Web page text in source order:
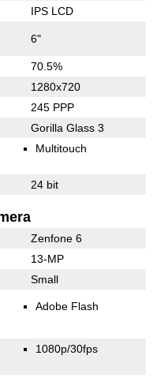
IPS LCD
6"
70.5%
1280x720
245 PPP
Gorilla Glass 3
Multitouch
24 bit
Zenfone 6
13-MP
Small
Adobe Flash
1080p/30fps